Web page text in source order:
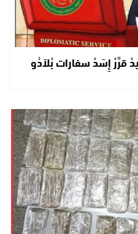
قرَّرْ إِسَدْ سفارات بْلاَدُو